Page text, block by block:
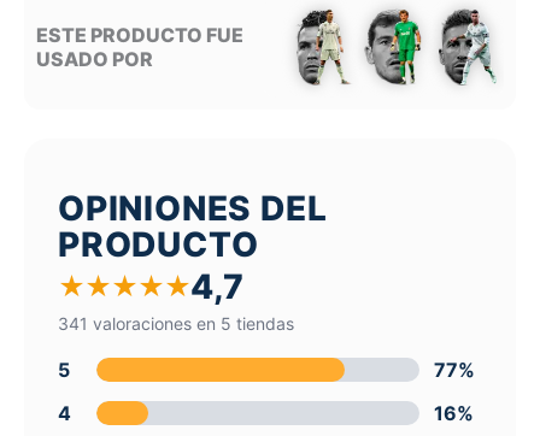
ESTE PRODUCTO FUE
USADO POR
OPINIONES DEL
PRODUCTO
★★★★★4,7
341 valoraciones en 5 tiendas
5
77%
4
16%